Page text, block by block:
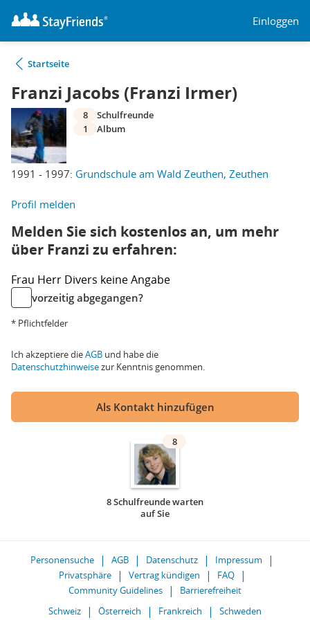
Einloggen
Startseite
Franzi Jacobs (Franzi Irmer)
1991 - 1997: Grundschule am Wald Zeuthen, Zeuthen
8
Schulfreunde
1
Album
Profil melden
Melden Sie sich kostenlos an, um mehr
über Franzi zu erfahren:
Frau Herr Divers keine Angabe
vorzeitig abgegangen?
* Pflichtfelder
Ich akzeptiere dieAGB und habe die
Datenschutzhinweisezur Kenntnis genommen.
Als Kontakt hinzufügen
8
8 Schulfreunde warten
auf Sie
Personensuche AGB Datenschutz
Impressum
Privatsphäre
Vertrag kündigen
FAQ
Community Guidelines
Barrierefreiheit
Schweiz
Österreich Frankreich Schweden